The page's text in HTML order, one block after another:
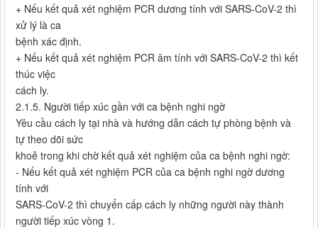
+ Nếu kết quả xét nghiệm PCR dương tính với SARS-CoV-2 thì
xử lý là ca
bệnh xác định.
+ Nếu kết quả xét nghiệm PCR âm tính với SARS-CoV-2 thì kết
thúc việc
cách ly.
2.1.5. Người tiếp xúc gần với ca bệnh nghi ngờ
Yêu cầu cách ly tại nhà và hướng dẫn cách tự phòng bệnh và
tự theo dõi sức
khoẻ trong khi chờ kết quả xét nghiệm của ca bệnh nghi ngờ:
- Nếu kết quả xét nghiệm PCR của ca bệnh nghi ngờ dương
tính với
SARS-CoV-2 thì chuyển cấp cách ly những người này thành
người tiếp xúc vòng 1.